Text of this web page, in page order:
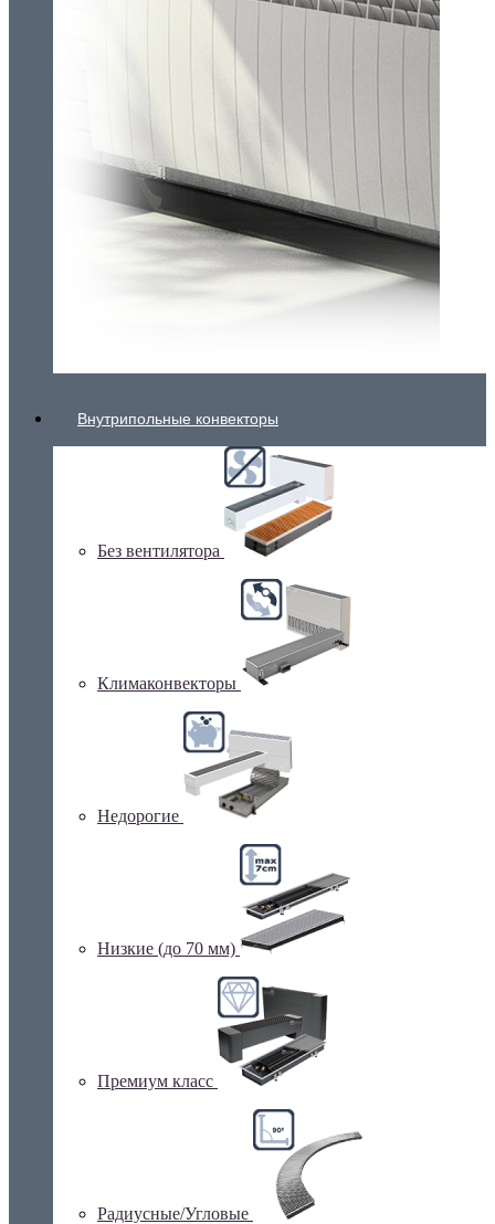
Внутрипольные конвекторы
Без вентилятора
Климаконвекторы
Недорогие
Низкие (до 70 мм)
Премиум класс
Радиусные/Угловые